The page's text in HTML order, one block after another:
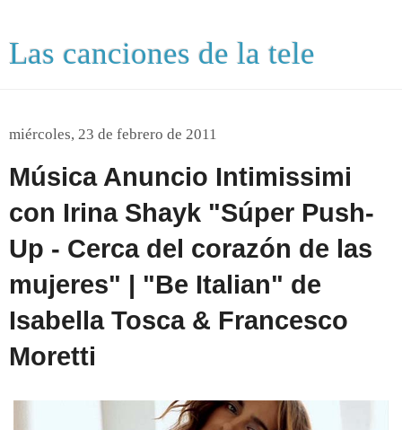
Las canciones de la tele
miércoles, 23 de febrero de 2011
Música Anuncio Intimissimi
con Irina Shayk "Súper Push-
Up - Cerca del corazón de las
mujeres" | "Be Italian" de
Isabella Tosca & Francesco
Moretti